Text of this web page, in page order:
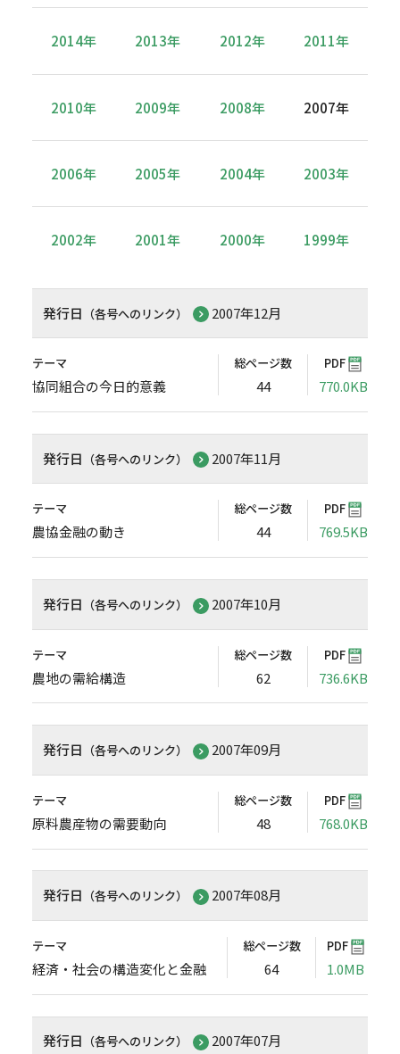
2014年 2013年 2012年 2011年
2010年 2009年 2008年 2007年
2006年 2005年 2004年 2003年
2002年 2001年 2000年 1999年
発行日 （各号へのリンク） 2007年12月
テーマ
協同組合の今日的意義
総ページ数
44
PDF
770.0KB
発行日 （各号へのリンク） 2007年11月
テーマ
農協金融の動き
総ページ数
44
PDF
769.5KB
発行日 （各号へのリンク） 2007年10月
テーマ
農地の需給構造
総ページ数
62
PDF
736.6KB
発行日 （各号へのリンク） 2007年09月
テーマ
原料農産物の需要動向
総ページ数
48
PDF
768.0KB
発行日 （各号へのリンク） 2007年08月
テーマ
経済・社会の構造変化と金融
総ページ数
64
PDF
1.0MB
発行日 （各号へのリンク） 2007年07月